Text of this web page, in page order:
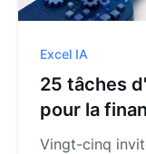
Excel IA
25 tâches
pour la
(avec
Vingt-cinq